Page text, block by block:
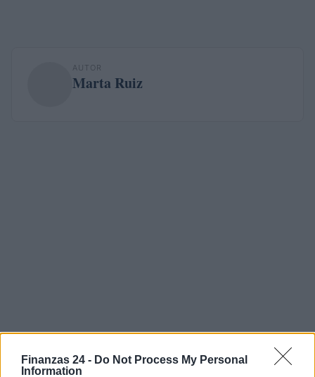
Finanzas 24 - Do Not Process My Personal
Information
AUTOR
Marta Ruiz